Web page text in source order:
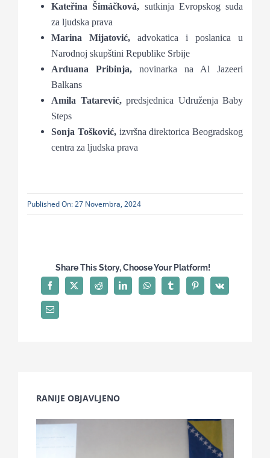
Kateřina Šimáčková, sutkinja Evropskog suda
za ljudska prava
Marina Mijatović, advokatica i poslanica u
Narodnoj skupštini Republike Srbije
Arduana Pribinja, novinarka na Al Jazeeri
Balkans
Amila Tatarević,predsjednica Udruženja Baby
Steps
Sonja Tošković,izvršna direktorica Beogradskog
centra za ljudska prava
Published On: 27 Novembra, 2024
Share This Story, Choose Your Platform!
RANIJE OBJAVLJENO